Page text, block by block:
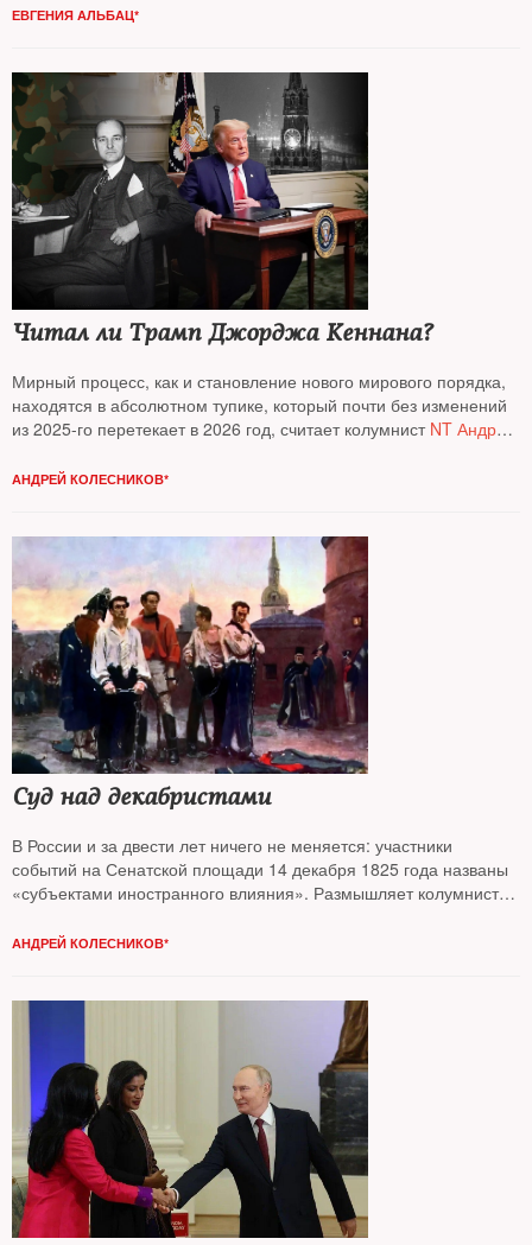
ЕВГЕНИЯ АЛЬБАЦ*
Читал ли Трамп Джорджа Кеннана?
Мирный процесс, как и становление нового мирового порядка,
находятся в абсолютном тупике, который почти без изменений
из 2025-го перетекает в 2026 год, считает колумнистNT Андрей
АНДРЕЙ КОЛЕСНИКОВ*
Суд над декабристами
В России и за двести лет ничего не меняется: участники
событий на Сенатской площади 14 декабря 1825 года названы
«субъектами иностранного влияния». Размышляет колумнист
АНДРЕЙ КОЛЕСНИКОВ*